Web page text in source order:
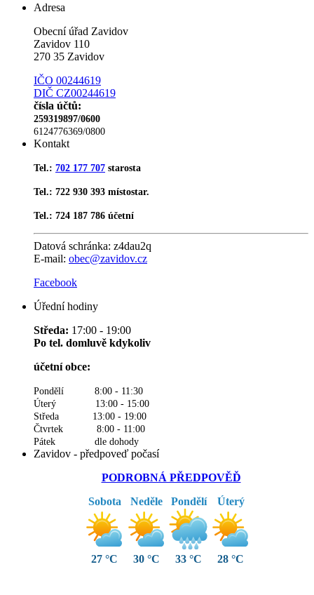
Adresa
Obecní úřad Zavidov
Zavidov 110
270 35 Zavidov
IČO 00244619
DIČ CZ00244619
čísla účtů:
259319897/0600
6124776369/0800
Kontakt
Tel.: 702 177 707 starosta
Tel.: 722 930 393 místostar.
Tel.: 724 187 786 účetní
Datová schránka: z4dau2q
E-mail: obec@zavidov.cz
Facebook
Úřední hodiny
Středa: 17:00 - 19:00
Po tel. domluvě kdykoliv
účetní obce:
Pondělí 8:00 - 11:30
Úterý 13:00 - 15:00
Středa 13:00 - 19:00
Čtvrtek 8:00 - 11:00
Pátek dle dohody
Zavidov - předpoveď počasí
PODROBNÁ PŘEDPOVĚĎ
Sobota
27 °C
Neděle
30 °C
Pondělí
33 °C
Úterý
28 °C